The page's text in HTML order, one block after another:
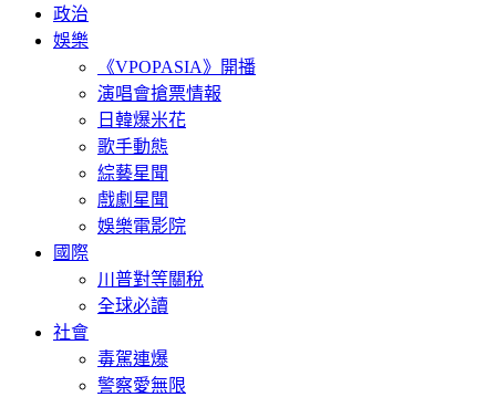
政治
娛樂
《VPOPASIA》開播
演唱會搶票情報
日韓爆米花
歌手動態
綜藝星聞
戲劇星聞
娛樂電影院
國際
川普對等關稅
全球必讀
社會
毒駕連爆
警察愛無限